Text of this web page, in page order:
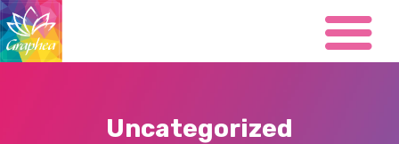
Uncategorized